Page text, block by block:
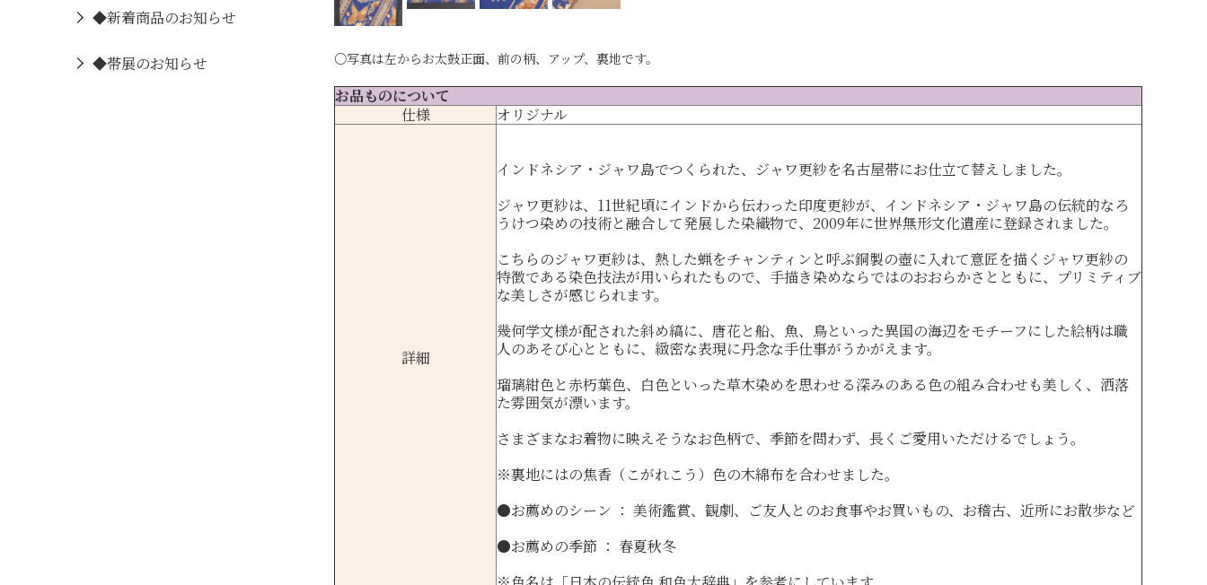
○写真は左からお太鼓正面、前の柄、アップ、裏地です。
お品ものについて
仕様
オリジナル
詳細
インドネシア・ジャワ島でつくられた、ジャワ更紗を名古屋帯にお仕立て替えしました。
ジャワ更紗は、11世紀頃にインドから伝わった印度更紗が、インドネシア・ジャワ島の伝統的なろ
うけつ染めの技術と融合して発展した染織物で、2009年に世界無形文化遺産に登録されました。
こちらのジャワ更紗は、熱した蝋をチャンティンと呼ぶ銅製の壺に入れて意匠を描くジャワ更紗の
特徴である染色技法が用いられたもので、手描き染めならではのおおらかさとともに、プリミティブ
な美しさが感じられます。
幾何学文様が配された斜め縞に、唐花と船、魚、鳥といった異国の海辺をモチーフにした絵柄は職
人のあそび心とともに、緻密な表現に丹念な手仕事がうかがえます。
瑠璃紺色と赤朽葉色、白色といった草木染めを思わせる深みのある色の組み合わせも美しく、洒落
た雰囲気が漂います。
さまざまなお着物に映えそうなお色柄で、季節を問わず、長くご愛用いただけるでしょう。
※裏地にはの焦香（こがれこう）色の木綿布を合わせました。
●お薦めのシーン ： 美術鑑賞、観劇、ご友人とのお食事やお買いもの、お稽古、近所にお散歩など
●お薦めの季節 ： 春夏秋冬
◆新着商品のお知らせ
◆帯展のお知らせ